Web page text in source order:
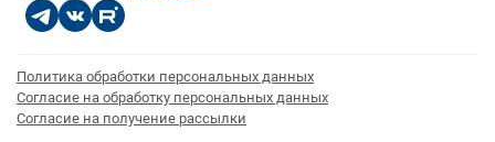
Политика обработки персональных данных
Согласие на обработку персональных данных
Согласие на получение рассылки